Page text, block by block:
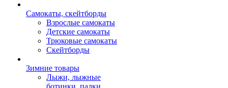
Самокаты, скейтборды
Взрослые самокаты
Детские самокаты
Трюковые самокаты
Скейтборды
Зимние товары
Лыжи, лыжные
ботинки, палки